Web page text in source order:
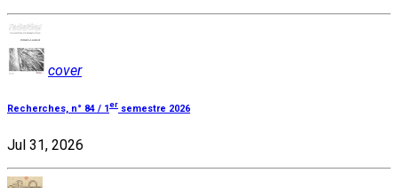
cover
Recherches, n° 84 / 1 er semestre 2026
Jul 31, 2026